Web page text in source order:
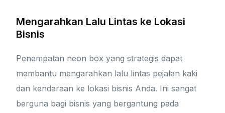
Mengarahkan Lalu Lintas ke Lokasi
Bisnis
Penempatan neon box yang strategis dapat
membantu mengarahkan lalu lintas pejalan kaki
dan kendaraan ke lokasi bisnis Anda. Ini sangat
berguna bagi bisnis yang bergantung pada